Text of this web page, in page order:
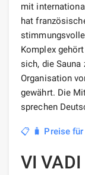
mit
hat
Komplex
sich, die Sauna
Organisation
gewährt. Die
sprechen
📋 🧳 Preise
VI